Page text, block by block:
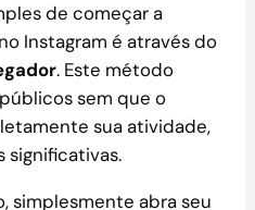
de começar a
Instagram é através do
. Este método
sem que o
sua atividade,
significativas.
simplesmente abra seu